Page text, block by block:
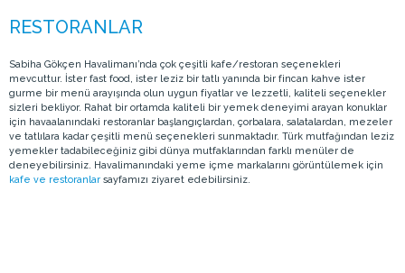
Sabiha Gökçen Havalimanı’nda çok çeşitli kafe/restoran seçenekleri
mevcuttur. İster fast food, ister leziz bir tatlı yanında bir fincan kahve ister
gurme bir menü arayışında olun uygun fiyatlar ve lezzetli, kaliteli seçenekler
sizleri bekliyor. Rahat bir ortamda kaliteli bir yemek deneyimi arayan konuklar
için havaalanındaki restoranlar başlangıçlardan, çorbalara, salatalardan, mezeler
ve tatlılara kadar çeşitli menü seçenekleri sunmaktadır. Türk mutfağından leziz
yemekler tadabileceğiniz gibi dünya mutfaklarından farklı menüler de
deneyebilirsiniz. Havalimanındaki yeme içme markalarını görüntülemek için
kafe ve restoranlar sayfamızı ziyaret edebilirsiniz.